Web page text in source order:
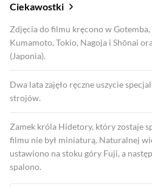
Ciekawostki
Zdjęcia do filmu kręcono w
Kumamoto, Tokio, Nagoja i Shōnai
(Japonia).
Dwa lata zajęło ręczne uszycie
strojów.
Zamek króla Hidetory, który zostaje
filmu nie był miniaturą. Naturalnej
ustawiono na stoku góry Fuji, a
spalono.